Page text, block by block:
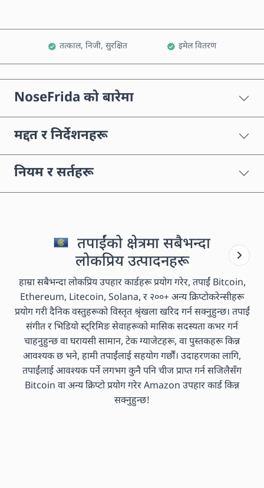
तत्काल, निजी, सुरक्षित इमेल वितरण
NoseFrida को बारेमा
मद्दत र निर्देशनहरू
नियम र सर्तहरू
तपाईंको क्षेत्रमा सबैभन्दा
लोकप्रिय उत्पादनहरू
हाम्रा सबैभन्दा लोकप्रिय उपहार कार्डहरू प्रयोग गरेर, तपाईं Bitcoin,
Ethereum, Litecoin, Solana, र २००+ अन्य क्रिप्टोकरेन्सीहरू
प्रयोग गरी दैनिक वस्तुहरूको विस्तृत श्रृंखला खरिद गर्न सक्नुहुन्छ। तपाईं
संगीत र भिडियो स्ट्रिमिङ सेवाहरूको मासिक सदस्यता कभर गर्न
चाहनुहुन्छ वा घरायसी सामान, टेक ग्याजेटहरू, वा पुस्तकहरू किन्न
आवश्यक छ भने, हामी तपाईंलाई सहयोग गर्छौं। उदाहरणका लागि,
तपाईंलाई आवश्यक पर्ने लगभग कुनै पनि चीज प्राप्त गर्न सजिलैसँग
Bitcoin वा अन्य क्रिप्टो प्रयोग गरेर Amazon उपहार कार्ड किन्न
सक्नुहुन्छ!